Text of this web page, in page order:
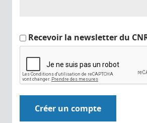
Recevoir la newsletter du